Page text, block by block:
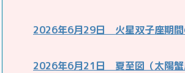
2026年6月29日 火星双子座期間
2026年6月21日 夏至図（太陽蟹